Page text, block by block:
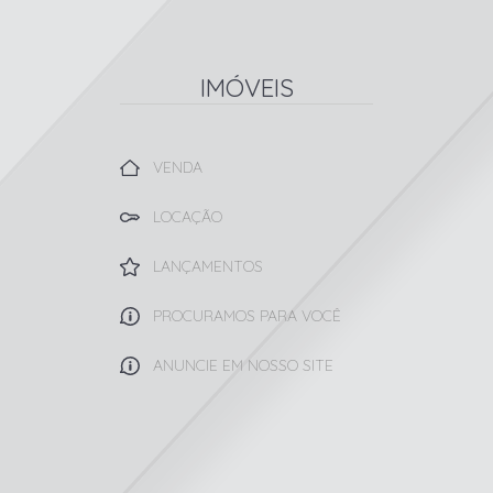
IMÓVEIS
VENDA
LOCAÇÃO
LANÇAMENTOS
PROCURAMOS PARA VOCÊ
ANUNCIE EM NOSSO SITE